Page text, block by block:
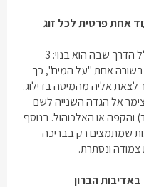
מתחם הצימרים הזה מיוחד בעיקר בגלל הדרך שבה הוא בנוי: 3
בשורה אחת "על המים", כך
אליה מהמיטה בדילוג.
אל הגדה השנייה לשם
והקפה או האלכוהול. בנוסף
שמתמצים רק בבריכה
צמודה ונסתרת.
באדיבות הברון